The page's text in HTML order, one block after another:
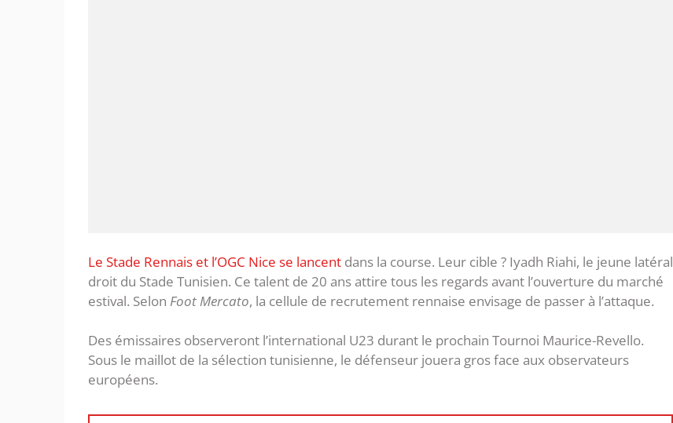
Le Stade Rennais et l’OGC Nice se lancent dans la course. Leur cible ? Iyadh Riahi, le jeune latéral
droit du Stade Tunisien. Ce talent de 20 ans attire tous les regards avant l’ouverture du marché
estival. Selon Foot Mercato, la cellule de recrutement rennaise envisage de passer à l’attaque.
Des émissaires observeront l’international U23 durant le prochain Tournoi Maurice-Revello.
Sous le maillot de la sélection tunisienne, le défenseur jouera gros face aux observateurs
européens.